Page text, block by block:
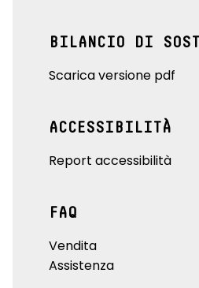
BILANCIO DI
Scarica versione pdf
ACCESSIBILITÀ
Report accessibilità
FAQ
Vendita
Assistenza